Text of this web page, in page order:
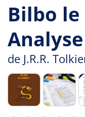
Bilbo
de J.R.R.